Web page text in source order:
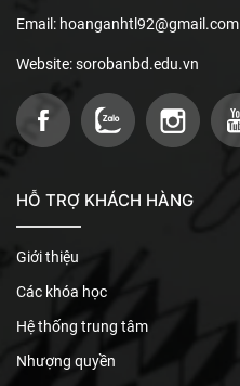
Email: hoanganhtl92@gmail.com
Website: sorobanbd.edu.vn
HỖ TRỢ KHÁCH HÀNG
Giới thiệu
Các khóa học
Hệ thống trung tâm
Nhượng quyền